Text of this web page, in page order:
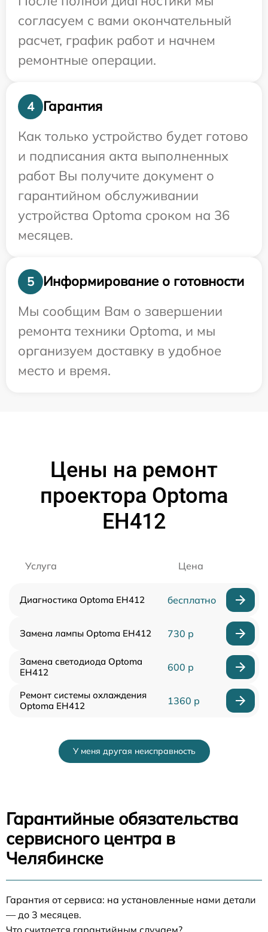
согласуем с вами окончательный
расчет, график работ и начнем
ремонтные операции.
4
Гарантия
Как только устройство будет готово
и подписания акта выполненных
работ Вы получите документ о
гарантийном обслуживании
устройства Optoma сроком на 36
месяцев.
5
Информирование о готовности
Мы сообщим Вам о завершении
ремонта техники Optoma, и мы
организуем доставку в удобное
место и время.
Цены на ремонт
проектора Optoma
EH412
Услуга Цена
Диагностика Optoma EH412 бесплатно
Замена лампы Optoma EH412 730 р
Замена светодиода Optoma
EH412
600 р
Ремонт системы охлаждения
Optoma EH412
1360 р
У меня другая неисправность
Гарантийные обязательства
сервисного центра в
Челябинске
Гарантия от сервиса: на установленные нами детали
— до 3 месяцев.
Что считается гарантийным случаем?